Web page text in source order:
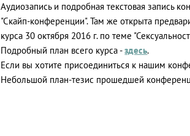
Аудиозапись и подробная текстовая запись
"Скайп-конференции". Там же открыта
курса 30 октября 2016 г. по теме
Подробный план всего курса -здесь.
Если вы хотите присоединиться к нашим
Небольшой план-тезис прошедшей